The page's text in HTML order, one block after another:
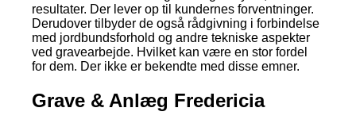
resultater. Der lever op til kundernes forventninger.
Derudover tilbyder de også rådgivning i forbindelse
med jordbundsforhold og andre tekniske aspekter
ved gravearbejde. Hvilket kan være en stor fordel
for dem. Der ikke er bekendte med disse emner.
Grave & Anlæg Fredericia